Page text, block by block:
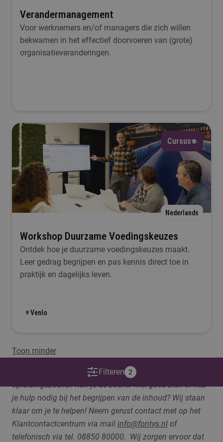
Verandermanagement
Voor werknemers en/of managers die zich willen
bekwamen in het effectief doorvoeren van (grote)
organisatieveranderingen.
Cursus
Nederlands
Workshop Duurzame Voedingskeuzes
Ontdek hoe je duurzame voedingskeuzes maakt.
Leer gedrag begrijpen en pas kennis direct toe in
praktijk en dagelijks leven.
Venlo
Toon minder
Filteren 2
Op deze pagina maken we gebruik van een
opleidingszoeker. Kan je de zoeker niet goed zien of heb
je hulp nodig bij het begrijpen van de inhoud? Wij staan
klaar om je te helpen! Neem gerust contact met op het
Klantcontactcentrum via mail info@fontys.nl of
telefonisch via tel. 08850 80000. Wij zorgen ervoor dat